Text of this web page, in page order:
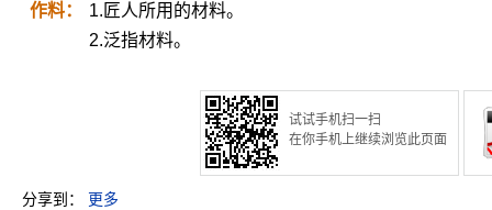
作料：
1.匠人所用的材料。
2.泛指材料。
试试手机扫一扫
在你手机上继续浏览此页面
分享到： 更多